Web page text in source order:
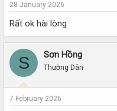
28 January 2026
Rất ok hài lòng
S Sơn Hồng
Thường Dân
7 February 2026